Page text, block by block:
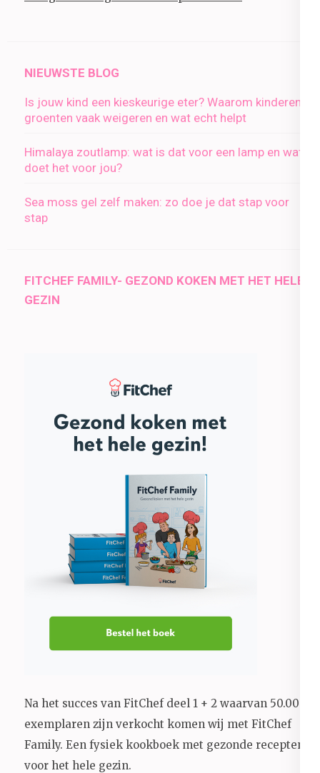
NIEUWSTE BLOG
Is jouw kind een kieskeurige eter? Waarom kinderen
groenten vaak weigeren en wat echt helpt
Himalaya zoutlamp: wat is dat voor een lamp en wat
doet het voor jou?
Sea moss gel zelf maken: zo doe je dat stap voor
stap
FITCHEF FAMILY- GEZOND KOKEN MET HET HELE
GEZIN
Na het succes van FitChef deel 1 + 2 waarvan 50.000+
exemplaren zijn verkocht komen wij met FitChef
Family. Een fysiek kookboek met gezonde recepten
voor het hele gezin.